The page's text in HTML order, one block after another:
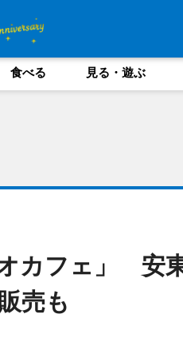
食べる 見る・遊ぶ
カフェ」 安
売も